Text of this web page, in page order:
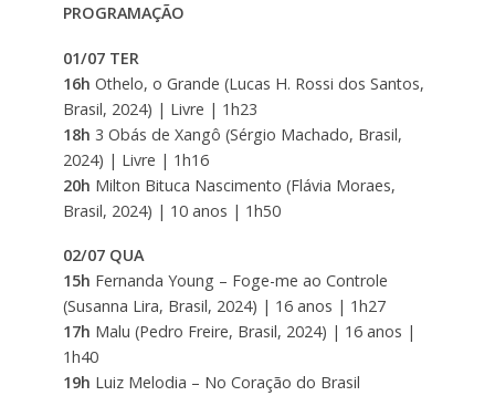
PROGRAMAÇÃO
01/07 TER
16h Othelo, o Grande (Lucas H. Rossi dos Santos,
Brasil, 2024) | Livre | 1h23
18h 3 Obás de Xangô (Sérgio Machado, Brasil,
2024) | Livre | 1h16
20h Milton Bituca Nascimento (Flávia Moraes,
Brasil, 2024) | 10 anos | 1h50
02/07 QUA
15h Fernanda Young – Foge-me ao Controle
(Susanna Lira, Brasil, 2024) | 16 anos | 1h27
17h Malu (Pedro Freire, Brasil, 2024) | 16 anos |
1h40
19h Luiz Melodia – No Coração do Brasil